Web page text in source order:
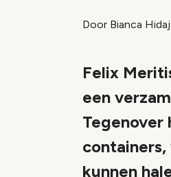
Door Bianca
Felix
een
kunnen